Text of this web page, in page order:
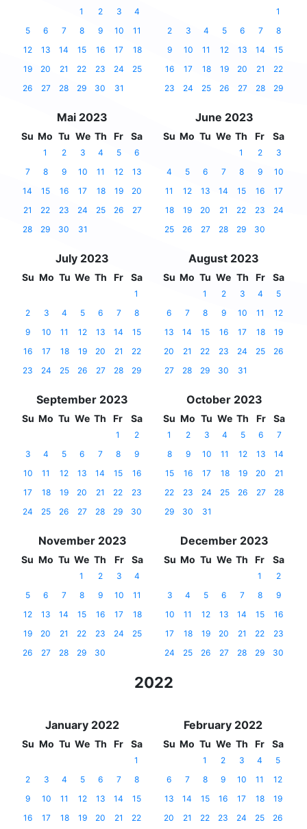
1 2 3
4
5
6 7 8 9 10
11
12
13 14 15 16 17
18
19
20 21 22 23 24
25
26
27 28 29 30 31
1
2
3 4 5 6 7
8
9
10 11 12 13 14
15
16
17 18 19 20 21
22
23
24 25 26 27 28 29
Mai 2023
Su Mo Tu We Th Fr Sa
1 2 3 4 5
6
7
8 9 10 11 12
13
14
15 16 17 18 19
20
21
22 23 24 25 26
27
28
29 30 31
June 2023
Su Mo Tu We Th Fr Sa
1 2
3
4
5 6 7 8 9
10
11
12 13 14 15 16
17
18
19 20 21 22 23
24
25
26 27 28 29 30
July 2023
Su Mo Tu We Th Fr Sa
1
2
3 4 5 6 7
8
9
10 11 12 13 14
15
16
17 18 19 20 21
22
23
24 25 26 27 28 29
August 2023
Su Mo Tu We Th Fr Sa
1 2 3 4
5
6
7 8 9 10 11
12
13
14 15 16 17 18
19
20
21 22 23 24 25
26
27
28 29 30 31
September 2023
Su Mo Tu We Th Fr Sa
1
2
3
4 5 6 7 8
9
10
11 12 13 14 15
16
17
18 19 20 21 22
23
24
25 26 27 28 29 30
October 2023
Su Mo Tu We Th Fr Sa
1 2 3 4 5 6
7
8
9 10 11 12 13
14
15
16 17 18 19 20
21
22
23 24 25 26 27
28
29
30 31
November 2023
Su Mo Tu We Th Fr Sa
1 2 3
4
5
6 7 8 9 10
11
12
13 14 15 16 17
18
19
20 21 22 23 24
25
26
27 28 29 30
December 2023
Su Mo Tu We Th Fr Sa
1
2
3
4 5 6 7 8
9
10
11 12 13 14 15
16
17
18 19 20 21 22
23
24
25 26 27 28 29 30
2022
January 2022
Su Mo Tu We Th Fr Sa
1
2
3 4 5 6 7
8
9
10 11 12 13 14
15
16
17 18 19 20 21
22
February 2022
Su Mo Tu We Th Fr Sa
1 2 3 4
5
6
7 8 9 10 11
12
13
14 15 16 17 18
19
20
21 22 23 24 25
26